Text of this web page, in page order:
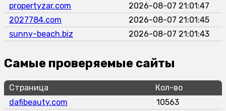
propertyzar.com
2026-08-07 21:01:47
2027784.com
2026-08-07 21:01:45
sunny-beach.biz
2026-08-07 21:01:43
Самые проверяемые сайты
Страница
Кол-во
dafibeauty.com
10563